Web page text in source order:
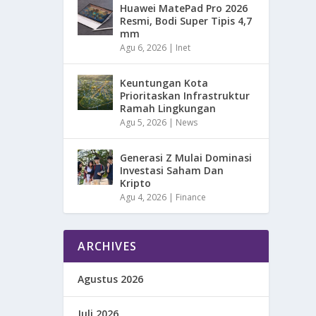
Huawei MatePad Pro 2026
Resmi, Bodi Super Tipis 4,7
mm
Agu 6, 2026 | Inet
Keuntungan Kota
Prioritaskan Infrastruktur
Ramah Lingkungan
Agu 5, 2026 | News
Generasi Z Mulai Dominasi
Investasi Saham Dan
Kripto
Agu 4, 2026 | Finance
ARCHIVES
Agustus 2026